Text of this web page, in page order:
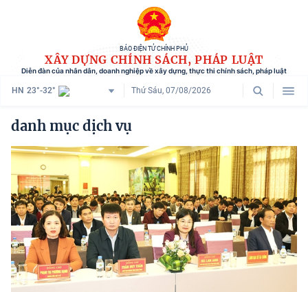
BÁO ĐIỆN TỬ CHÍNH PHỦ
XÂY DỰNG CHÍNH SÁCH, PHÁP LUẬT
Diễn đàn của nhân dân, doanh nghiệp về xây dựng, thực thi chính sách, pháp luật
HN 23°-32° Thứ Sáu, 07/08/2026
Danh mục
Trang chủ
Chính sách mới
Tham vấn chính sách
Người dân góp ý
Doanh nghiệp hiến kế
Chính sách và cuộc sống
danh mục dịch vụ